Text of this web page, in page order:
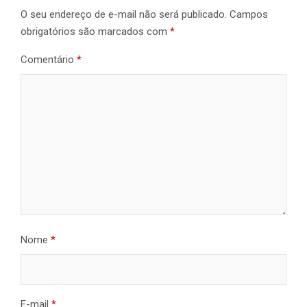
O seu endereço de e-mail não será publicado. Campos
obrigatórios são marcados com *
Comentário *
Nome *
E-mail *